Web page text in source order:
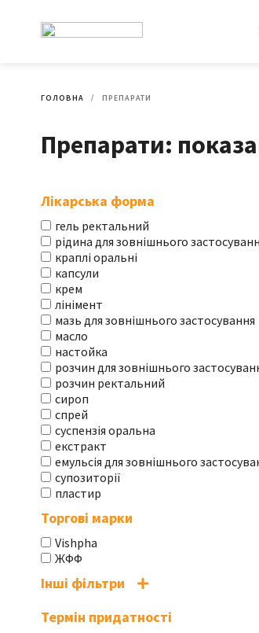
ГОЛОВНА ПРЕПАРАТИ
Препарати:
Лікарська форма
гель ректальний
рідина для зовнішнього
краплі оральні
капсули
крем
лінімент
мазь для зовнішнього застосування
масло
настойка
розчин для зовнішнього
розчин ректальний
сироп
спрей
суспензія оральна
екстракт
емульсія для зовнішнього
супозиторії
пластир
Торгові марки
Vishpha
ЖФФ
Інші фільтри
Термін придатності